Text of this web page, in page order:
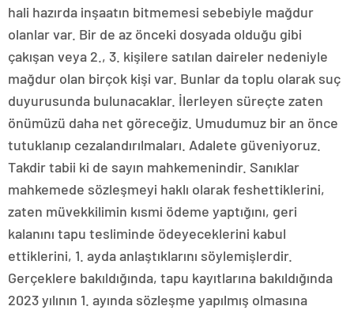
hali hazırda inşaatın bitmemesi sebebiyle mağdur
olanlar var. Bir de az önceki dosyada olduğu gibi
çakışan veya 2., 3. kişilere satılan daireler nedeniyle
mağdur olan birçok kişi var. Bunlar da toplu olarak suç
duyurusunda bulunacaklar. İlerleyen süreçte zaten
önümüzü daha net göreceğiz. Umudumuz bir an önce
tutuklanıp cezalandırılmaları. Adalete güveniyoruz.
Takdir tabii ki de sayın mahkemenindir. Sanıklar
mahkemede sözleşmeyi haklı olarak feshettiklerini,
zaten müvekkilimin kısmi ödeme yaptığını, geri
kalanını tapu tesliminde ödeyeceklerini kabul
ettiklerini, 1. ayda anlaştıklarını söylemişlerdir.
Gerçeklere bakıldığında, tapu kayıtlarına bakıldığında
2023 yılının 1. ayında sözleşme yapılmış olmasına